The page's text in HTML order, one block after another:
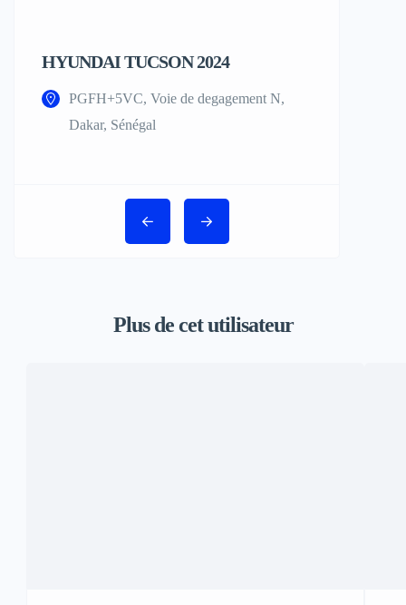
HYUNDAI TUCSON 2024
PGFH+5VC, Voie de degagement N,
Dakar, Sénégal
Plus de cet utilisateur